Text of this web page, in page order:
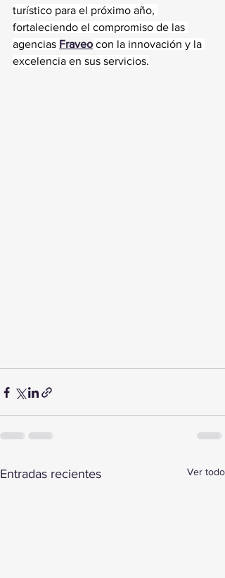
turístico para el próximo año,
fortaleciendo el compromiso de las
agencias Fraveo con la innovación y la
excelencia en sus servicios.
Entradas recientes Ver todo